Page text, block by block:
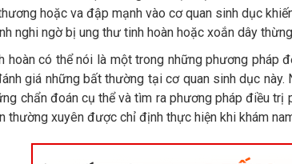
hoặc va đập mạnh vào cơ quan sinh dục
nghi ngờ bị ung thư tinh hoàn hoặc xoắn dây
hoàn có thể nói là một trong những phương pháp
giá những bất thường tại cơ quan sinh dục
chẩn đoán cụ thể và tìm ra phương pháp điều trị
thường xuyên được chỉ định thực hiện khi khám